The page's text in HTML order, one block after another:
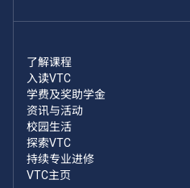
了解课程
入读VTC
学费及奖助学金
资讯与活动
校园生活
探索VTC
持续专业进修
VTC主页